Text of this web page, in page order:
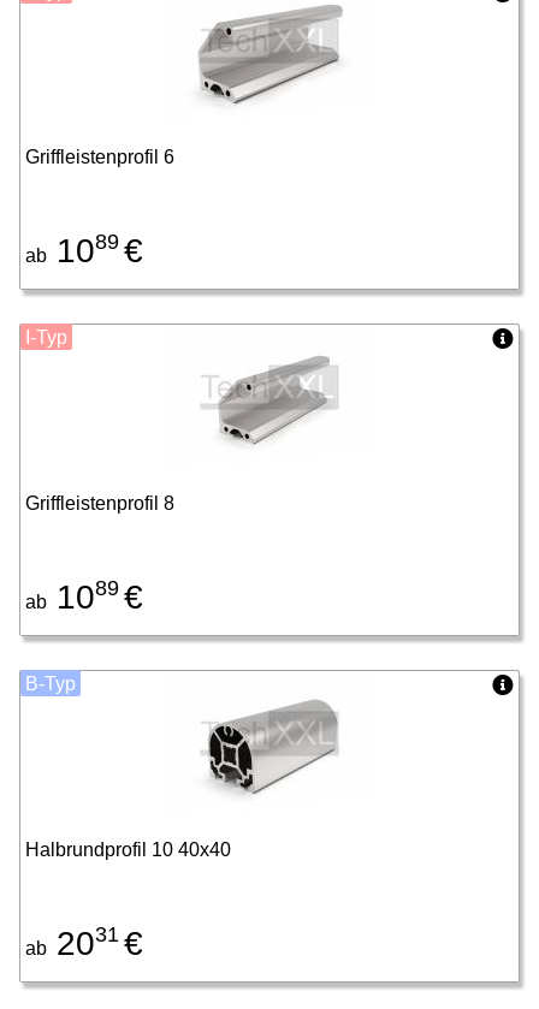
Griffleistenprofil 6
ab 1089 €
Griffleistenprofil 8
ab 1089 €
I-Typ
Halbrundprofil 10 40x40
ab 2031 €
B-Typ